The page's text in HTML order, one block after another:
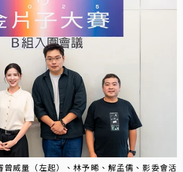
曾威量（左起）、林予晞、解孟儒、影委會活